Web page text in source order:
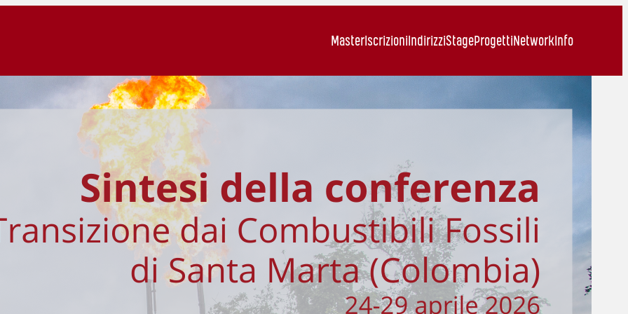
MasterIscrizioniIndirizziStageProgettiNetworkInfo